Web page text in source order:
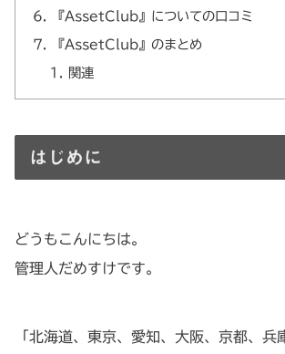
『AssetClub』についての口コミ
『AssetClub』のまとめ
関連
はじめに
どうもこんにちは。
管理人だめすけです。
「北海道、東京、愛知、大阪、京都、兵